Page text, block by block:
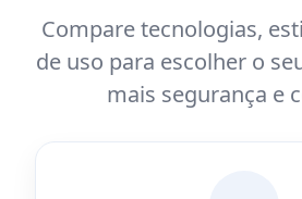
Compare tecnologias,
de uso para escolher o
mais segurança e